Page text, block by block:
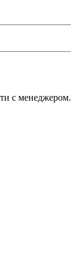
с менеджером.